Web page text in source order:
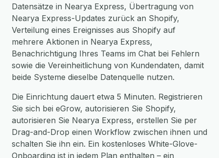
Datensätze in Nearya Express, Übertragung von
Nearya Express-Updates zurück an Shopify,
Verteilung eines Ereignisses aus Shopify auf
mehrere Aktionen in Nearya Express,
Benachrichtigung Ihres Teams im Chat bei Fehlern
sowie die Vereinheitlichung von Kundendaten, damit
beide Systeme dieselbe Datenquelle nutzen.
Die Einrichtung dauert etwa 5 Minuten. Registrieren
Sie sich bei eGrow, autorisieren Sie Shopify,
autorisieren Sie Nearya Express, erstellen Sie per
Drag-and-Drop einen Workflow zwischen ihnen und
schalten Sie ihn ein. Ein kostenloses White-Glove-
Onboarding ist in jedem Plan enthalten – ein